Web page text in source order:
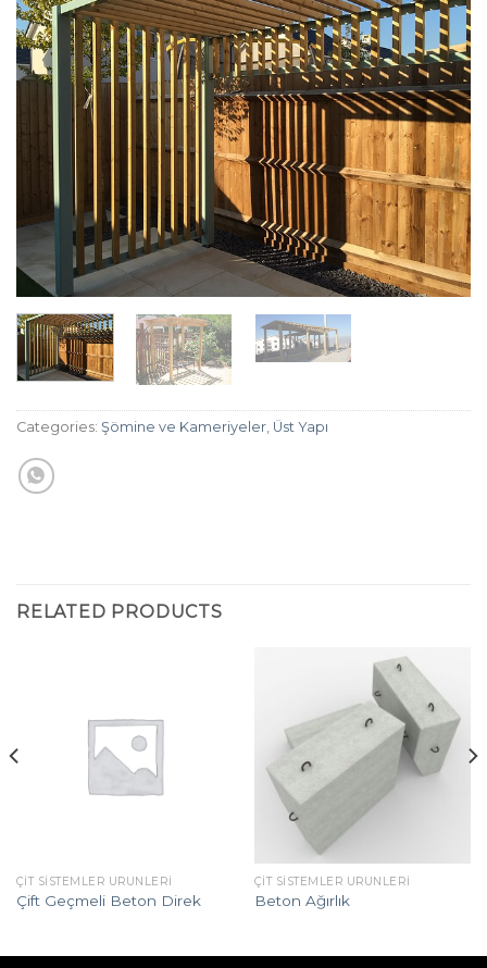
Categories: Şömine ve Kameriyeler, Üst Yapı
RELATED PRODUCTS
ÇIT SISTEMLER ÜRÜNLERI
Çift Geçmeli Beton Direk
ÇIT SISTEMLER ÜRÜNLERI
Beton Ağırlık